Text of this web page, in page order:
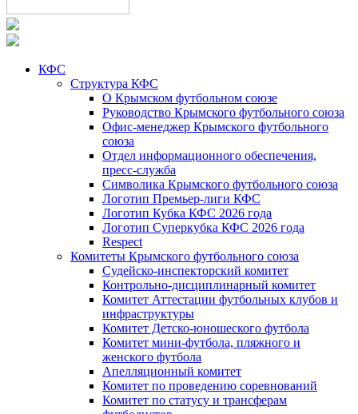
КФС
Структура КФС
О Крымском футбольном союзе
Руководство Крымского футбольного союза
Офис-менеджер Крымского футбольного
союза
Отдел информационного обеспечения,
пресс-служба
Символика Крымского футбольного союза
Логотип Премьер-лиги КФС
Логотип Кубка КФС 2026 года
Логотип Суперкубка КФС 2026 года
Respect
Комитеты Крымского футбольного союза
Судейско-инспекторский комитет
Контрольно-дисциплинарный комитет
Комитет Аттестации футбольных клубов и
инфраструктуры
Комитет Детско-юношеского футбола
Комитет мини-футбола, пляжного и
женского футбола
Апелляционный комитет
Комитет по проведению соревнований
Комитет по статусу и трансферам